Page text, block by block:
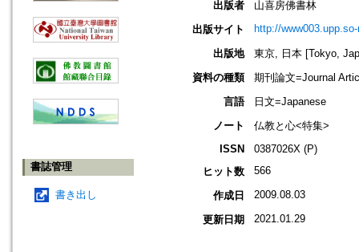
書誌管理
書き出し
出版者
山喜房佛書林
出版サイト
http://
出版地
東京, 日本 [Tokyo,
資料の種類
期刊論文=Journal
言語
日文=Japanese
ノート
仏教と心<特集>
ISSN
0387026X (P)
ヒット数
566
作成日 2009.08.03
更新日期 2021.01.29